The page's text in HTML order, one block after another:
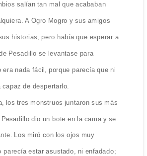
salían tan mal que acababan
A Ogro Mogro y sus amigos
historias, pero había que esperar a
Pesadillo se levantase para
era nada fácil, porque parecía que ni
de despertarlo.
los tres monstruos juntaron sus más
dio un bote en la cama y se
Los miró con los ojos muy
parecía estar asustado, ni enfadado;